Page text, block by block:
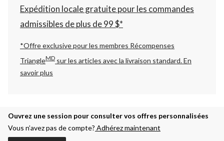
Expédition locale gratuite pour les commandes
admissibles de plus de 99 $*
*Offre exclusive pour les membres Récompenses
TriangleMD sur les articles avec la livraison standard.En
savoir plus
Ouvrez une session pour consulter vos offres personnalisées
Vous n’avez pas de compte? Adhérez maintenant